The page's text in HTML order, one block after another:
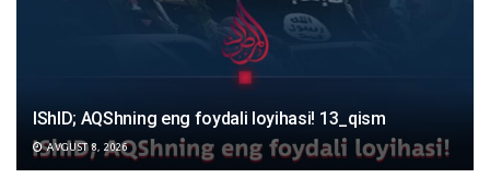
IShID; AQShning eng foydali loyihasi! 13_qism
AVGUST 8, 2026